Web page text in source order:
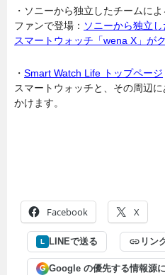
・ソニーから独立したチームに
ファンで登場： ソニーから独立
スマートウォッチ「wena X」が
・ Smart Watch Life トップページ
スマートウォッチと、その周辺
かけます。
Facebook X
L LINEで送る リン
G Google の優先する情報源